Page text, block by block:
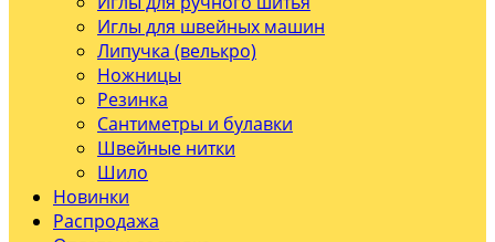
Иглы для швейных машин
Липучка (велькро)
Ножницы
Резинка
Сантиметры и булавки
Швейные нитки
Шило
Новинки
Распродажа